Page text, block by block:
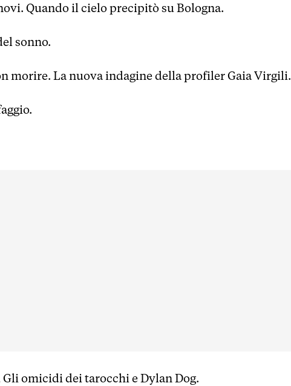
Quando il cielo precipitò su Bologna.
sonno.
morire. La nuova indagine della profiler Gaia Virgili.
Gli omicidi dei tarocchi e Dylan Dog.